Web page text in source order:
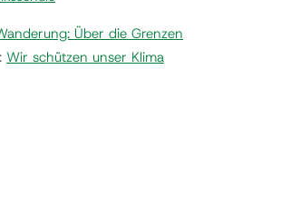
Über die Grenzen
Wir schützen unser Klima